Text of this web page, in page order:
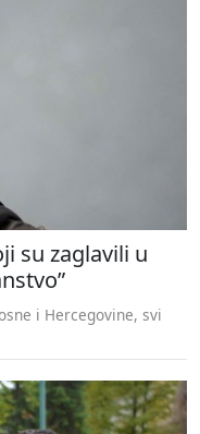
su zaglavili u
i Hercegovine, svi